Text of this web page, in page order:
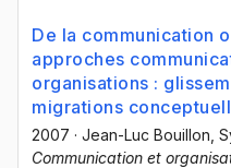
De la communication
approches
organisations :
migrations
2007 · Jean-Luc Bouillon ,
Communication et